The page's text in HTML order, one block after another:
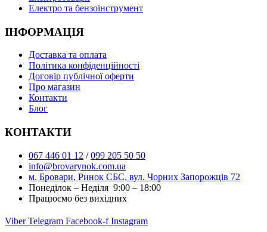
Електро та бензоінструмент
ІНФОРМАЦІЯ
Доставка та оплата
Політика конфіденційності
Договір публічної оферти
Про магазин
Контакти
Блог
КОНТАКТИ
067 446 01 12 /099 205 50 50
info@brovarynok.com.ua
м. Бровари, Ринок СБС, вул. Чорних Запорожців 72
Понеділок – Неділя 9:00 – 18:00
Працюємо без вихідних
Viber Telegram Facebook-f Instagram